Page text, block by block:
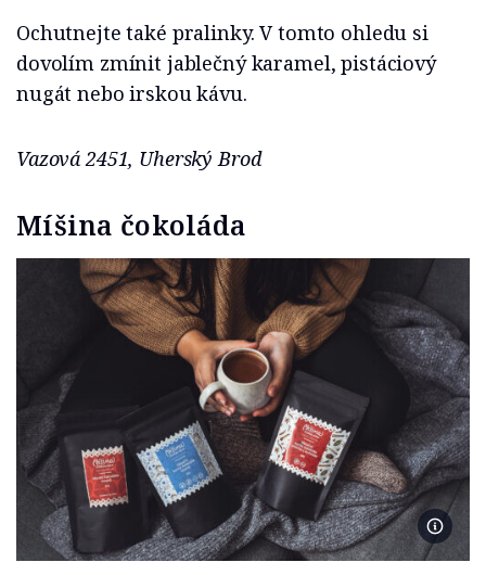
Ochutnejte také pralinky. V tomto ohledu si
dovolím zmínit jablečný karamel, pistáciový
nugát nebo irskou kávu.
Vazová 2451, Uherský Brod
Míšina čokoláda
Foto